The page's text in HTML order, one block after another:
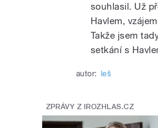
souhlasil. Už
Havlem,
Takže jsem
setkání s
autor: leš
ZPRÁVY Z IROZHLAS.CZ